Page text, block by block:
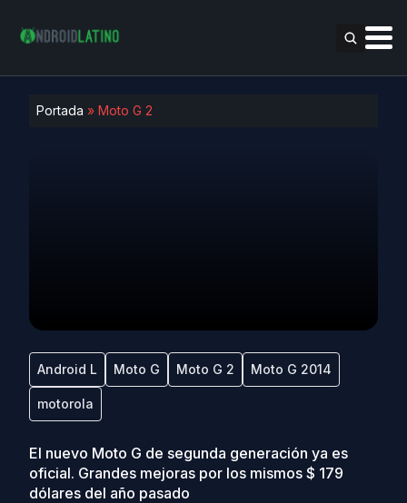
Portada » Moto G 2
Android L Moto G Moto G 2 Moto G 2014
motorola
El nuevo Moto G de segunda generación ya es
oficial. Grandes mejoras por los mismos $ 179
dólares del año pasado